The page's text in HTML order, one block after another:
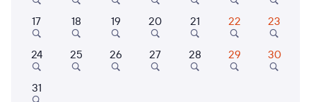
Кто едет
Найти поезда
17 18 19 20 21 22 23
24 25 26 27 28 29 30
31